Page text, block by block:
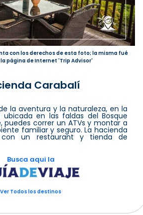
con los derechos de esta foto; la misma fué
página de Internet 'Trip Advisor'
Carabalí
la aventura y la naturaleza, en la
ubicada en las faldas del Bosque
puedes correr un ATVs y montar a
familiar y seguro. La hacienda
un restaurant y tienda de
Busca aqui la
Ver Todos los destinos